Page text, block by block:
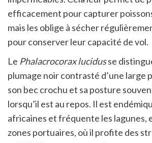
efficacement pour capturer
mais les oblige à sécher
pour conserver leur capacité de vol.
Le Phalacrocorax lucidusse
plumage noir contrasté d’une large
son bec crochu et sa posture
lorsqu’il est au repos. Il est
africaines et fréquente les lagunes,
zones portuaires, où il profite des